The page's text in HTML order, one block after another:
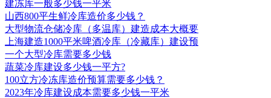
建冻库一般多少钱一平米
山西800平生鲜冷库造价多少钱？
大型物流仓储冷库（多温库）建造成本大概要
上海建造1000平米啤酒冷库（冷藏库）建设预
一个大型冷库需要多少钱
蔬菜冷库建设多少钱一平方?
100立方冷冻库造价预算需要多少钱？
2023年冷库建设成本需要多少钱一平米